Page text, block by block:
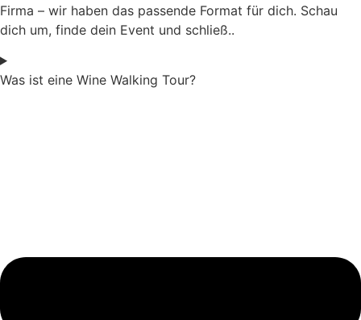
Firma – wir haben das passende Format für dich. Schau
dich um, finde dein Event und schließ..
Was ist eine Wine Walking Tour?